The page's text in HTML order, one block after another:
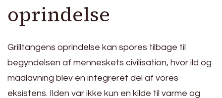
oprindelse
Grilltangens oprindelse kan spores tilbage til
begyndelsen af menneskets civilisation, hvor ild og
madlavning blev en integreret del af vores
eksistens. Ilden var ikke kun en kilde til varme og